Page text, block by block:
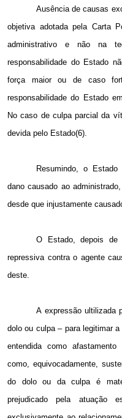
Ausência de causas
objetiva adotada pela Carta
administrativo e não na
responsabilidade do Estado
força maior ou de caso
responsabilidade do Estado
No caso de culpa parcial da
devida pelo Estado(6).
Resumindo, o Estado
dano causado ao
desde que injustamente
O Estado, depois de
repressiva contra o agente
deste.
A expressão ultilizada
dolo ou culpa – para legitimar
entendida como
como, equivocadamente,
do dolo ou da culpa é
prejudicado pela atuação